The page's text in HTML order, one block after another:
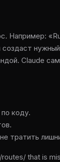
Например:
Claude
коду.
тратить
that is